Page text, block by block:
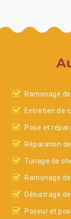
Ramonage
Entretien de
Pose et
Réparation
Tunage de
Ramonage
Débistrage
Poseur et